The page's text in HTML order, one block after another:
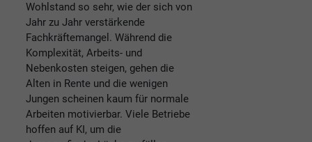
Wohlstand so sehr, wie der sich von
Jahr zu Jahr verstärkende
Fachkräftemangel. Während die
Komplexität, Arbeits- und
Nebenkosten steigen, gehen die
Alten in Rente und die wenigen
Jungen scheinen kaum für normale
Arbeiten motivierbar. Viele Betriebe
hoffen auf KI, um die